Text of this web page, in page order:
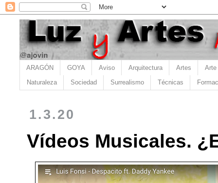
ARAGÓN GOYA Aviso Arquitectura Artes Arte
Naturaleza Sociedad Surrealismo Técnicas
1.3.20
Vídeos Musicales.